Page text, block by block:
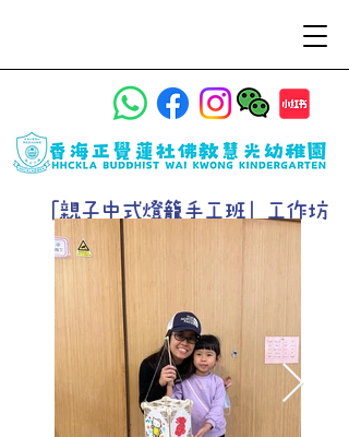
「親子中式燈籠手工班」工作坊